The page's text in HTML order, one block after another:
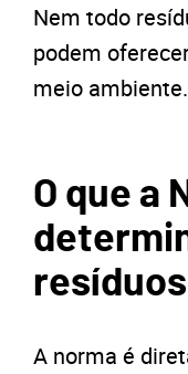
Nem todo
podem
meio ambiente.
O que a
A norma é